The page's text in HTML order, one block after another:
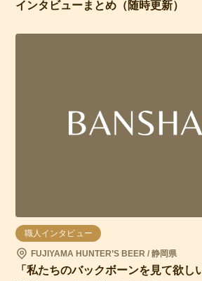
インタビューまとめ（随時更新）
職人インタビュー
FUJIYAMA HUNTER’S BEER / 静岡県
「私たちのバックボーンを見て欲し